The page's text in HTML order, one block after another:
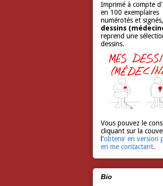
Imprimé à compte
en 100 exemplaires
numérotés et signés,
dessins
reprend une
dessins.
Vous pouvez le
cliquant sur la
l'obtenir en version
en me contactant.
Bio